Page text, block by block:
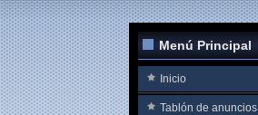
Menú Principal
Inicio
Tablón de anuncios